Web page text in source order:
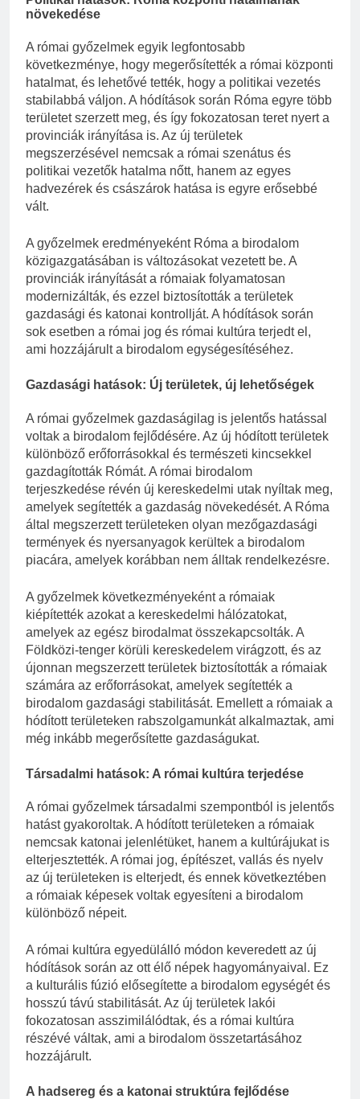
növekedése
A római győzelmek egyik legfontosabb
következménye, hogy megerősítették a római központi
hatalmat, és lehetővé tették, hogy a politikai vezetés
stabilabbá váljon. A hódítások során Róma egyre több
területet szerzett meg, és így fokozatosan teret nyert a
provinciák irányítása is. Az új területek
megszerzésével nemcsak a római szenátus és
politikai vezetők hatalma nőtt, hanem az egyes
hadvezérek és császárok hatása is egyre erősebbé
vált.
A győzelmek eredményeként Róma a birodalom
közigazgatásában is változásokat vezetett be. A
provinciák irányítását a rómaiak folyamatosan
modernizálták, és ezzel biztosították a területek
gazdasági és katonai kontrollját. A hódítások során
sok esetben a római jog és római kultúra terjedt el,
ami hozzájárult a birodalom egységesítéséhez.
Gazdasági hatások: Új területek, új lehetőségek
A római győzelmek gazdaságilag is jelentős hatással
voltak a birodalom fejlődésére. Az új hódított területek
különböző erőforrásokkal és természeti kincsekkel
gazdagították Rómát. A római birodalom
terjeszkedése révén új kereskedelmi utak nyíltak meg,
amelyek segítették a gazdaság növekedését. A Róma
által megszerzett területeken olyan mezőgazdasági
termények és nyersanyagok kerültek a birodalom
piacára, amelyek korábban nem álltak rendelkezésre.
A győzelmek következményeként a rómaiak
kiépítették azokat a kereskedelmi hálózatokat,
amelyek az egész birodalmat összekapcsolták. A
Földközi-tenger körüli kereskedelem virágzott, és az
újonnan megszerzett területek biztosították a rómaiak
számára az erőforrásokat, amelyek segítették a
birodalom gazdasági stabilitását. Emellett a rómaiak a
hódított területeken rabszolgamunkát alkalmaztak, ami
még inkább megerősítette gazdaságukat.
Társadalmi hatások: A római kultúra terjedése
A római győzelmek társadalmi szempontból is jelentős
hatást gyakoroltak. A hódított területeken a rómaiak
nemcsak katonai jelenlétüket, hanem a kultúrájukat is
elterjesztették. A római jog, építészet, vallás és nyelv
az új területeken is elterjedt, és ennek következtében
a rómaiak képesek voltak egyesíteni a birodalom
különböző népeit.
A római kultúra egyedülálló módon keveredett az új
hódítások során az ott élő népek hagyományaival. Ez
a kulturális fúzió elősegítette a birodalom egységét és
hosszú távú stabilitását. Az új területek lakói
fokozatosan asszimilálódtak, és a római kultúra
részévé váltak, ami a birodalom összetartásához
hozzájárult.
A hadsereg és a katonai struktúra fejlődése